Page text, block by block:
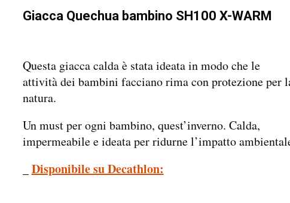
Giacca Quechua bambino SH100 X-WARM
Questa giacca calda è stata ideata in modo che le
attività dei bambini facciano rima con protezione per
natura.
Un must per ogni bambino, quest’inverno. Calda,
impermeabile e ideata per ridurne l’impatto
Disponibile su Decathlon: